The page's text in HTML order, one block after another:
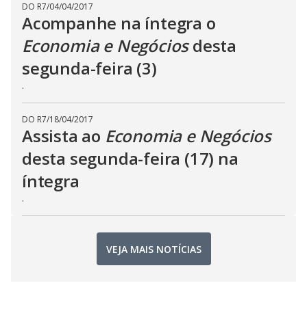
DO R7/04/04/2017
Acompanhe na íntegra o
Economia e Negóciosdesta
segunda-feira (3)
.
DO R7/18/04/2017
Assista ao Economia e Negócios
desta segunda-feira (17) na
íntegra
.
VEJA MAIS NOTÍCIAS